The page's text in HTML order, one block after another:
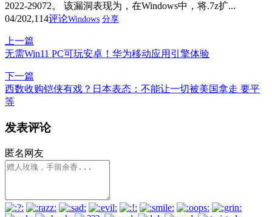
2022-29072。 该漏洞表现为，在Windows中，将.7z扩...
04/202,114评论Windows 分享
上一篇
无需Win11 PC可玩安卓！华为移动应用引擎体验
下一篇
西数收购铠侠有戏？日本表态：不能让一切被美国拿走 要平
等
发表评论
匿名网友